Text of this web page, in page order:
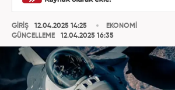
GİRİŞ
12.04.2025 14:25
GÜNCELLEME
12.04.2025 16:35
EKONOMİ